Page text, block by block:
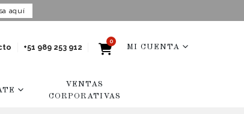
aquí
+51 989 253 912
0
MI CUENTA
VENTAS
CORPORATIVAS